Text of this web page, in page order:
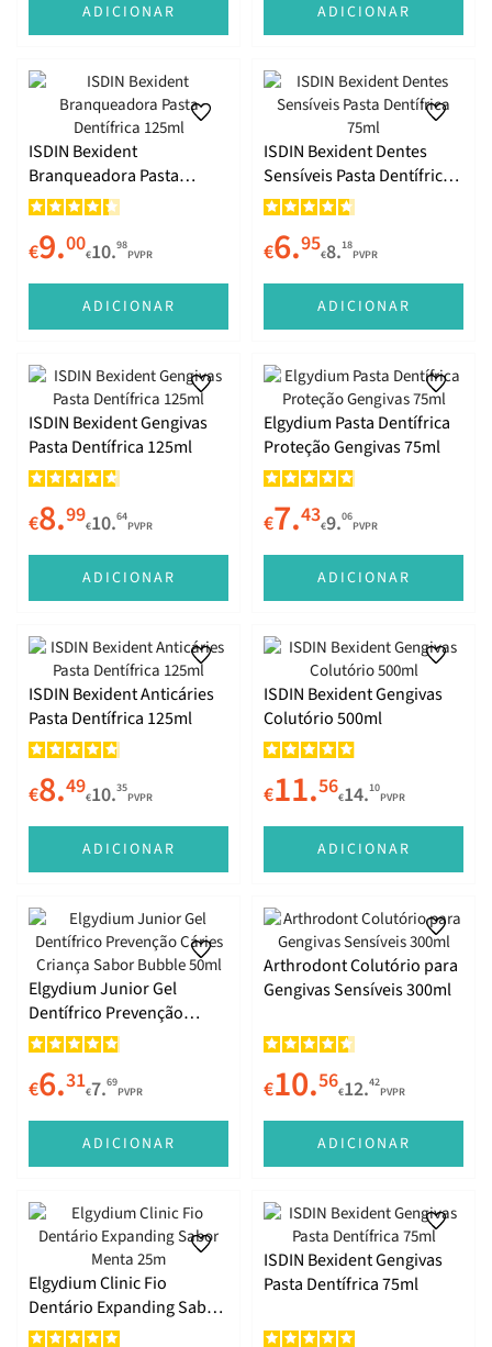
ADICIONAR ADICIONAR
ISDIN Bexident
Branqueadora Pasta
Dentífrica 125ml
€9.00€10.98
PVPR
ADICIONAR
ISDIN Bexident Dentes
Sensíveis Pasta Dentífrica
75ml
€6.95€8.18
PVPR
ADICIONAR
ISDIN Bexident Gengivas
Pasta Dentífrica 125ml
€8.99€10.64
PVPR
ADICIONAR
Elgydium Pasta Dentífrica
Proteção Gengivas 75ml
€7.43€9.06
PVPR
ADICIONAR
ISDIN Bexident Anticáries
Pasta Dentífrica 125ml
€8.49€10.35
PVPR
ADICIONAR
ISDIN Bexident Gengivas
Colutório 500ml
€11.56€14.10
PVPR
ADICIONAR
Elgydium Junior Gel
Dentífrico Prevenção
Cáries Criança Sabor
€6.31€7.69
PVPR
ADICIONAR
Arthrodont Colutório para
Gengivas Sensíveis 300ml
€10.56€12.42
PVPR
ADICIONAR
Elgydium Clinic Fio
Dentário Expanding Sabor
Menta 25m
ISDIN Bexident Gengivas
Pasta Dentífrica 75ml